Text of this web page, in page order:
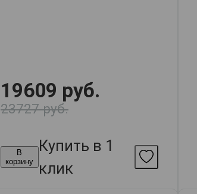
19609 руб.
23727 руб.
В
корзину
Купить в 1
клик